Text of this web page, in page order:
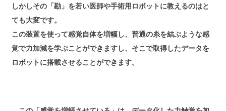
しかしその「勘」を若い医師や手術用ロボットに教えるのはと
ても大変です。
この装置を使って感覚自体を増幅し、普通の糸を結ぶような感
覚で力加減を学ぶことができますし、そこで取得したデータを
ロボットに搭載させることができます。